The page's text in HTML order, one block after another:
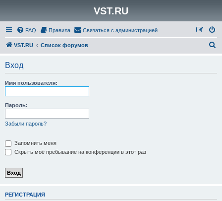
VST.RU
FAQ Правила Связаться с администрацией
VST.RU Список форумов
Вход
Имя пользователя:
Пароль:
Забыли пароль?
Запомнить меня
Скрыть моё пребывание на конференции в этот раз
РЕГИСТРАЦИЯ